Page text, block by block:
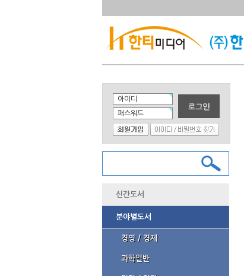
신간도서
분야별도서
경영 / 경제
과학일반